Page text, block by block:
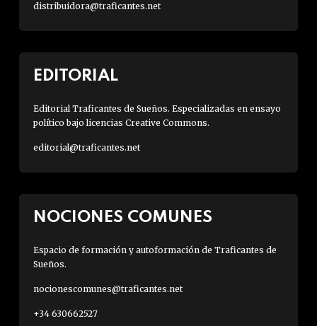
distribuidora@traficantes.net
EDITORIAL
Editorial Traficantes de Sueños. Especializadas en ensayo
político bajo licencias Creative Commons.
editorial@traficantes.net
NOCIONES COMUNES
Espacio de formación y autoformación de Traficantes de
Sueños.
nocionescomunes@traficantes.net
+34 630662527